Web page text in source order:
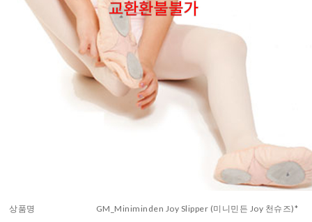
상품명 GM_Miniminden Joy Slipper (미니민든 Joy 천슈즈)*